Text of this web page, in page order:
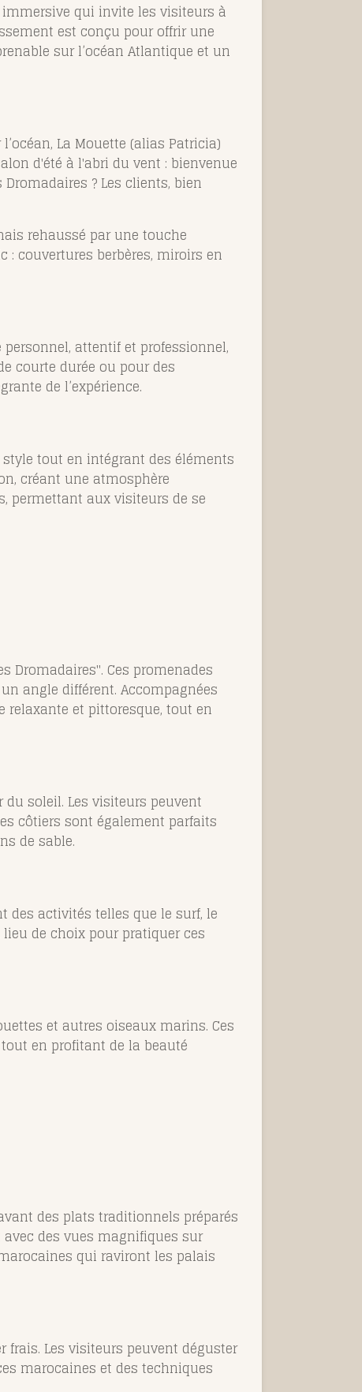
immersive qui invite les visiteurs à
est conçu pour offrir une
sur l’océan Atlantique et un
La Mouette (alias Patricia)
d'été à l'abri du vent : bienvenue
? Les clients, bien
rehaussé par une touche
: couvertures berbères, miroirs en
attentif et professionnel,
courte durée ou pour des
de l’expérience.
tout en intégrant des éléments
créant une atmosphère
permettant aux visiteurs de se
Dromadaires". Ces promenades
angle différent. Accompagnées
relaxante et pittoresque, tout en
soleil. Les visiteurs peuvent
côtiers sont également parfaits
de sable.
des activités telles que le surf, le
de choix pour pratiquer ces
et autres oiseaux marins. Ces
en profitant de la beauté
des plats traditionnels préparés
des vues magnifiques sur
qui raviront les palais
frais. Les visiteurs peuvent déguster
marocaines et des techniques